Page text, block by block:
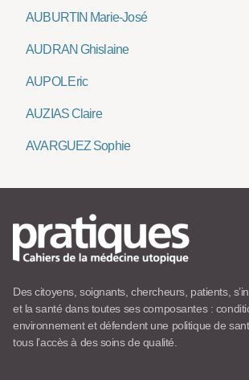
AUBURTIN Marie-José
AUDRAN Ghislaine
AUPOL Eric
AUZIAS Claire
AVARGUEZ Sophie
Des citoyens, soignants, chercheurs, patients,
et la santé dans toutes ses composantes :
environnement et défendent une politique de
tous l’accès à des soins de qualité.